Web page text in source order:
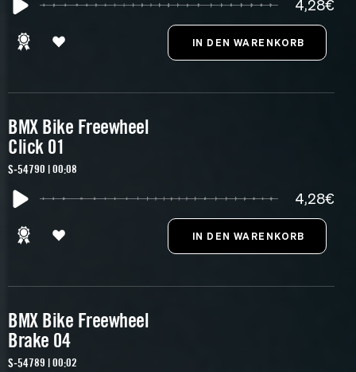
4,28€
BMX Bike Freewheel
Click 01
S-54790 | 00:08
4,28€
BMX Bike Freewheel
Brake 04
S-54789 | 00:02